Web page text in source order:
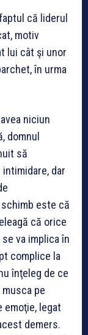
că liderul
motiv
lui cât şi unor
în urma
niciun
domnul
să
dar
este că
că orice
va implica în
complice la
înţeleg de ce
pe
emoţie, legat
demers.